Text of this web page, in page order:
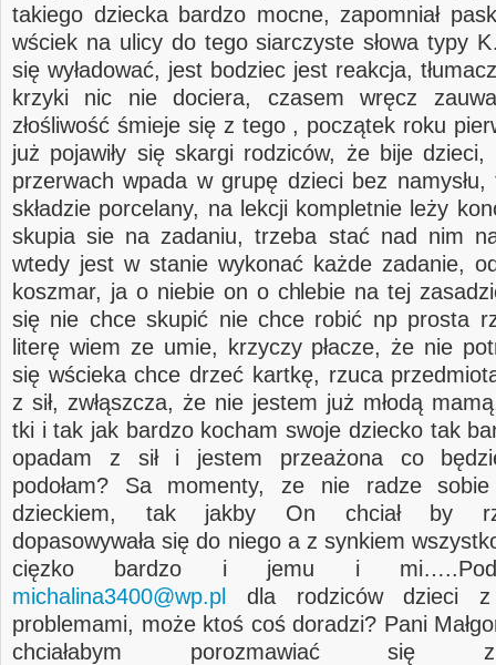
takiego dziecka bardzo mocne, zapomniał
wściek na ulicy do tego siarczyste słowa typy
się wyładować, jest bodziec jest reakcja,
krzyki nic nie dociera, czasem wręcz
złośliwość śmieje się z tego , początek roku
już pojawiły się skargi rodziców, że bije dzieci,
przerwach wpada w grupę dzieci bez namysłu,
składzie porcelany, na lekcji kompletnie leży
skupia sie na zadaniu, trzeba stać nad nim
wtedy jest w stanie wykonać każde zadanie,
koszmar, ja o niebie on o chlebie na tej
się nie chce skupić nie chce robić np prosta
literę wiem ze umie, krzyczy płacze, że nie
się wścieka chce drzeć kartkę, rzuca
z sił, zwłąszcza, że nie jestem już młodą
tki i tak jak bardzo kocham swoje dziecko tak
opadam z sił i jestem przeażona co
podołam? Sa momenty, ze nie radze sobie
dzieckiem, tak jakby On chciał by
dopasowywała się do niego a z synkiem
cięzko bardzo i jemu i
michalina3400@wp.pl
dla rodziców dzieci z
problemami, może ktoś coś doradzi? Pani
chciałabym porozmawiać się